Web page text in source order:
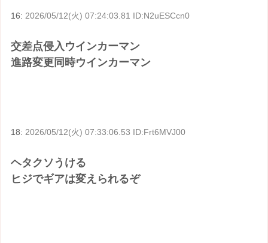
16: 2026/05/12(火) 07:24:03.81 ID:N2uESCcn0
交差点侵入ウインカーマン
進路変更同時ウインカーマン
18: 2026/05/12(火) 07:33:06.53 ID:Frt6MVJ00
ヘタクソうける
ヒジでギアは変えられるぞ